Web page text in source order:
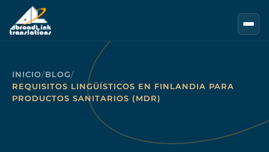
Saltar al contenido principal
INICIO/BLOG/
REQUISITOS LINGÜÍSTICOS EN FINLANDIA PARA
PRODUCTOS SANITARIOS (MDR)